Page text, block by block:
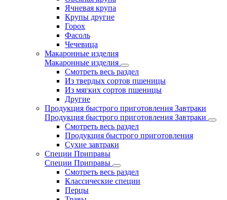
Ячневая крупа
Крупы другие
Горох
Фасоль
Чечевица
Макаронные изделия
Макаронные изделия
Смотреть весь раздел
Из твердых сортов пшеницы
Из мягких сортов пшеницы
Другие
Продукция быстрого приготовления Завтраки
Продукция быстрого приготовления Завтраки
Смотреть весь раздел
Продукция быстрого приготовления
Сухие завтраки
Специи Приправы
Специи Приправы
Смотреть весь раздел
Классические специи
Перцы